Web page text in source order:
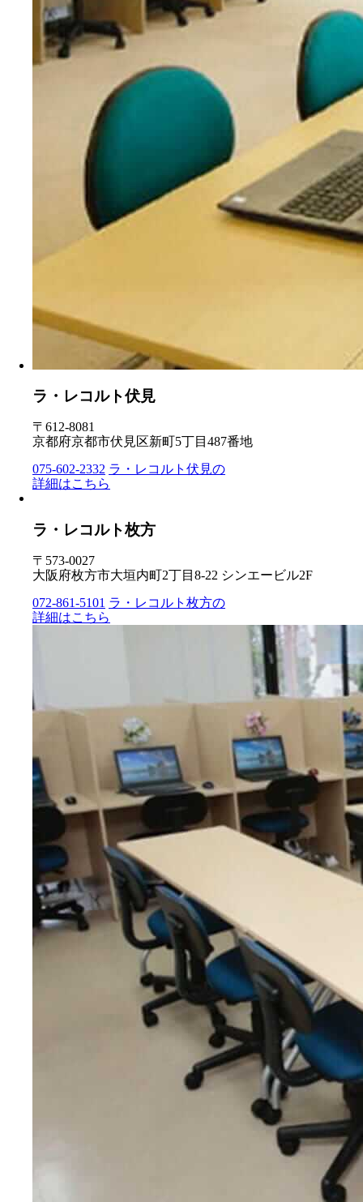
ラ・レコルト伏見
〒612-8081
京都府京都市伏見区新町5丁目487番地
075-602-2332 ラ・レコルト伏見の
詳細はこちら
ラ・レコルト枚方
〒573-0027
大阪府枚方市大垣内町2丁目8-22 シンエービル2F
072-861-5101 ラ・レコルト枚方の
詳細はこちら